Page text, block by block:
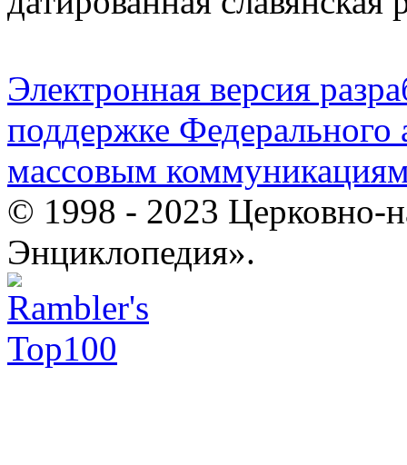
Электронная версия
поддержке Федерального
массовым
© 1998 - 2023 Церковно-
Энциклопедия».